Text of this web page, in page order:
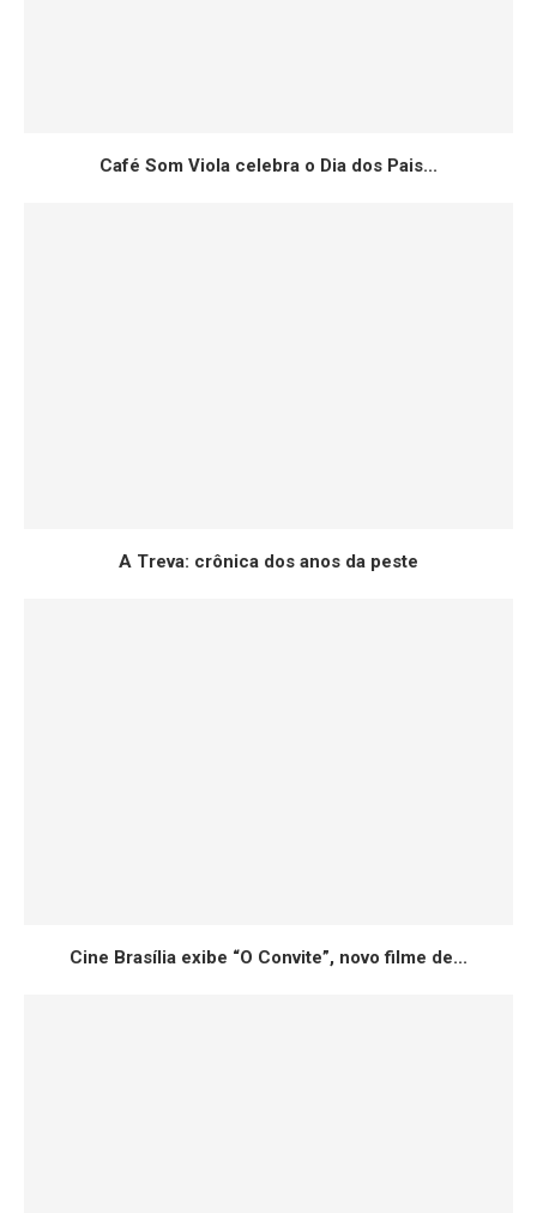
Café Som Viola celebra o Dia dos Pais...
A Treva: crônica dos anos da peste
Cine Brasília exibe “O Convite”, novo filme de...